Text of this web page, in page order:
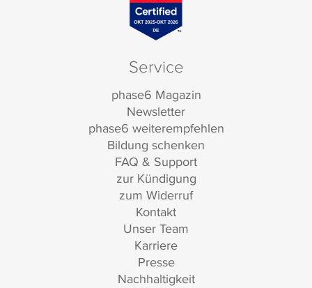
Service
phase6 Magazin
Newsletter
phase6 weiterempfehlen
Bildung schenken
FAQ & Support
zur Kündigung
zum Widerruf
Kontakt
Unser Team
Karriere
Presse
Nachhaltigkeit